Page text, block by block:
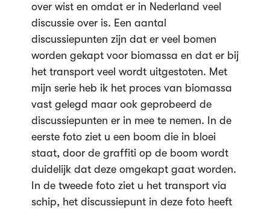
over wist en omdat er in Nederland veel
discussie over is. Een aantal
discussiepunten zijn dat er veel bomen
worden gekapt voor biomassa en dat er bij
het transport veel wordt uitgestoten. Met
mijn serie heb ik het proces van biomassa
vast gelegd maar ook geprobeerd de
discussiepunten er in mee te nemen. In de
eerste foto ziet u een boom die in bloei
staat, door de graffiti op de boom wordt
duidelijk dat deze omgekapt gaat worden.
In de tweede foto ziet u het transport via
schip, het discussiepunt in deze foto heeft